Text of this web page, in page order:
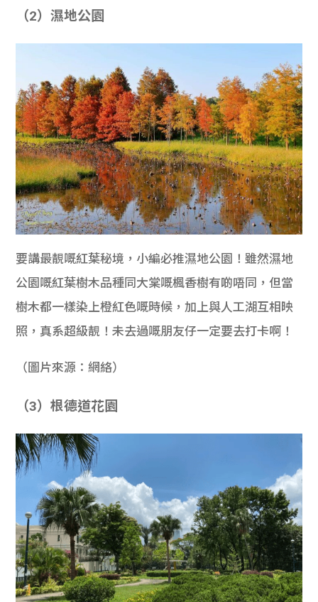
（2）濕地公園
要講最靚嘅紅葉秘境，小編必推濕地公園！雖然濕地
公園嘅紅葉樹木品種同大棠嘅楓香樹有啲唔同，但當
樹木都一樣染上橙紅色嘅時候，加上與人工湖互相映
照，真系超級靚！未去過嘅朋友仔一定要去打卡啊！
（圖片來源：網絡）
（3）根德道花園